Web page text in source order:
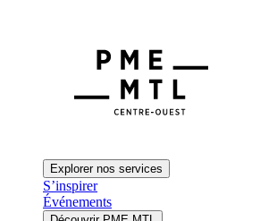
Explorer nos services
S’inspirer
Événements